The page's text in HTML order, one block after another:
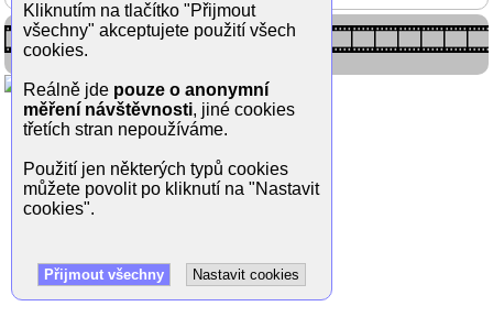
Kliknutím na tlačítko "Přijmout
všechny" akceptujete použití všech
cookies.
Reálně jde pouze o anonymní
měření návštěvnosti, jiné cookies
třetích stran nepoužíváme.
Použití jen některých typů cookies
můžete povolit po kliknutí na "Nastavit
cookies".
Přijmout všechny Nastavit cookies